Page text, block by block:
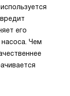
его
Чем